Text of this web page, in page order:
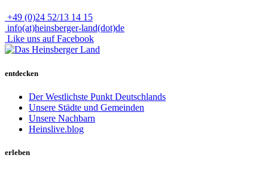
+49 (0)24 52/13 14 15
info(at)heinsberger-land(dot)de
Like uns auf Facebook
entdecken
Der Westlichste Punkt Deutschlands
Unsere Städte und Gemeinden
Unsere Nachbarn
Heinslive.blog
erleben